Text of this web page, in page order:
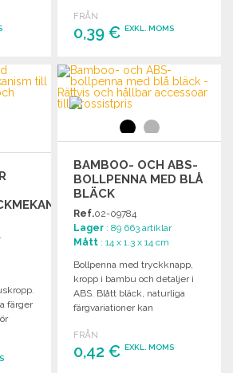
FRÅN
0,39 €EXKL. MOMS
BESTÄLL
Begär offert
färger
BAMBOO- OCH ABS-
BOLLPENNA MED BLÅ
BLÄCK
Ref.02-09784
Lager : 89 663 artiklar
Mått : 14 x 1.3 x 14 cm
Bollpenna med tryckknapp,
kropp i bambu och detaljer i
ABS. Blått bläck, naturliga
färgvariationer kan
FRÅN
0,42 €EXKL. MOMS